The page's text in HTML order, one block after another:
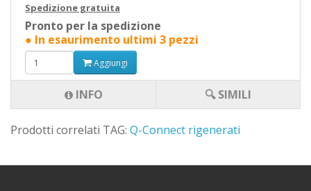
Spedizione gratuita
Pronto per la spedizione
● In esaurimento ultimi 3 pezzi
Aggiungi
INFO 🔍 SIMILI
Prodotti correlati TAG: Q-Connect rigenerati